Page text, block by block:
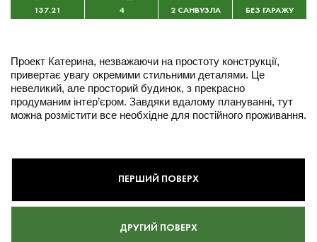
137.21 4 2 САНВУЗЛА БЕЗ ГАРАЖУ
Проект Катерина, незважаючи на простоту конструкції,
привертає увагу окремими стильними деталями. Це
невеликий, але просторий будинок, з прекрасно
продуманим інтер’єром. Завдяки вдалому плануванні, тут
можна розмістити все необхідне для постійного проживання.
ПЕРШИЙ ПОВЕРХ
ДРУГИЙ ПОВЕРХ